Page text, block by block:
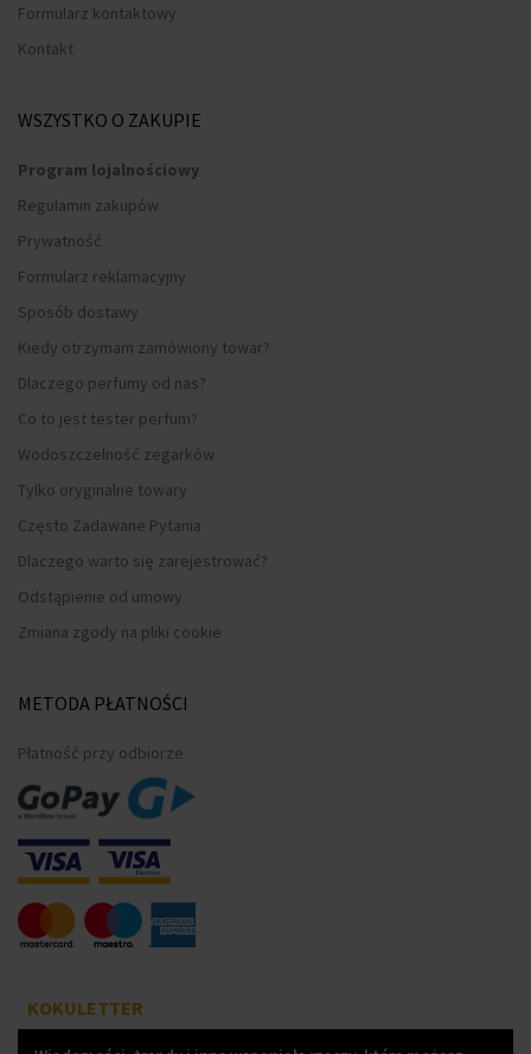
Formularz kontaktowy
Kontakt
WSZYSTKO O ZAKUPIE
Program lojalnościowy
Regulamin zakupów
Prywatność
Formularz reklamacyjny
Sposób dostawy
Kiedy otrzymam zamówiony towar?
Dlaczego perfumy od nas?
Co to jest tester perfum?
Wodoszczelność zegarków
Tylko oryginalne towary
Często Zadawane Pytania
Dlaczego warto się zarejestrować?
Odstąpienie od umowy
Zmiana zgody na pliki cookie
METODA PŁATNOŚCI
Płatność przy odbiorze
KOKULETTER